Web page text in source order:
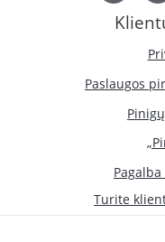
Paslaugos
Turite